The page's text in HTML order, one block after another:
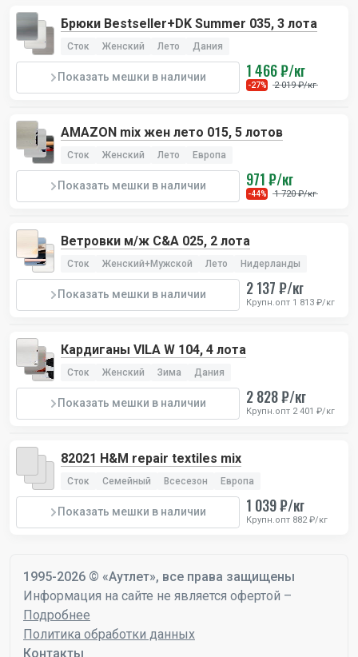
Брюки Bestseller+DK Summer 035, 3 лота
Сток Женский Лето Дания
Показать мешки в наличии 1 466 ₽/кг
-27% 2 019 ₽/кг
AMAZON mix жен лето 015, 5 лотов
Сток Женский Лето Европа
Показать мешки в наличии 971 ₽/кг
-44% 1 720 ₽/кг
Ветровки м/ж C&A 025, 2 лота
Сток Женский+Мужской Лето Нидерланды
Показать мешки в наличии 2 137 ₽/кг
Крупн.опт 1 813 ₽/кг
Кардиганы VILA W 104, 4 лота
Сток Женский Зима Дания
Показать мешки в наличии 2 828 ₽/кг
Крупн.опт 2 401 ₽/кг
82021 H&M repair textiles mix
Сток Семейный Всесезон Европа
Показать мешки в наличии 1 039 ₽/кг
Крупн.опт 882 ₽/кг
1995-2026 © «Аутлет», все права защищены
Информация на сайте не является офертой –
Подробнее
Политика обработки данных
Контакты